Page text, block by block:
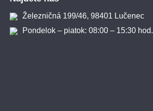
Železničná 199/46, 98401 Lučenec
Pondelok – piatok: 08:00 – 15:30 hod.